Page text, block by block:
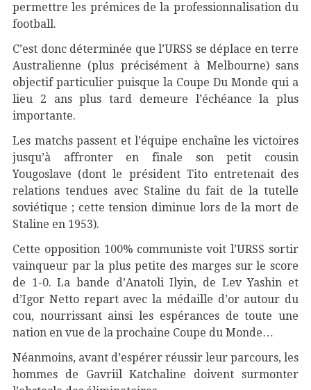
permettre les prémices de la professionnalisation du
football.
C’est donc déterminée que l’URSS se déplace en terre
Australienne (plus précisément à Melbourne) sans
objectif particulier puisque la Coupe Du Monde qui a
lieu 2 ans plus tard demeure l’échéance la plus
importante.
Les matchs passent et l’équipe enchaîne les victoires
jusqu’à affronter en finale son petit cousin
Yougoslave (dont le président Tito entretenait des
relations tendues avec Staline du fait de la tutelle
soviétique ; cette tension diminue lors de la mort de
Staline en 1953).
Cette opposition 100% communiste voit l’URSS sortir
vainqueur par la plus petite des marges sur le score
de 1-0. La bande d’Anatoli Ilyin, de Lev Yashin et
d’Igor Netto repart avec la médaille d’or autour du
cou, nourrissant ainsi les espérances de toute une
nation en vue de la prochaine Coupe du Monde…
Néanmoins, avant d’espérer réussir leur parcours, les
hommes de Gavriil Katchaline doivent surmonter